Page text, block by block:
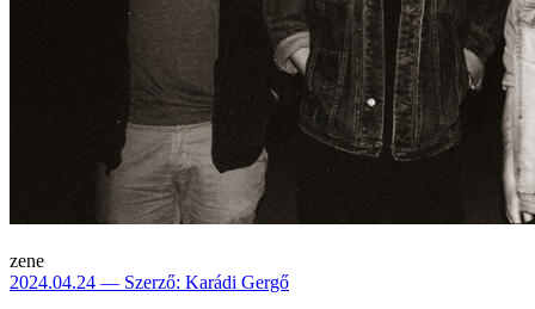
zene
2024.04.24 — Szerző: Karádi Gergő